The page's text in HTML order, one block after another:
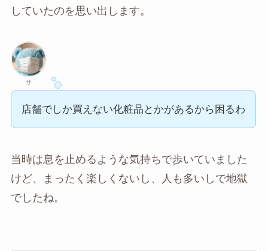
していたのを思い出します。
サ
店舗でしか買えない化粧品とかがあるから困るわ
当時は息を止めるような気持ちで歩いていました
けど、まったく楽しくないし、人も多いしで地獄
でしたね。